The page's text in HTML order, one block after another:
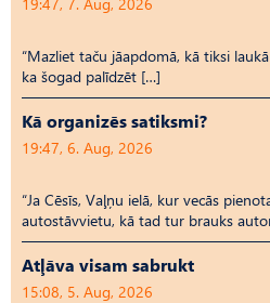
“Mazliet taču jāapdomā, kā tiksi
ka šogad palīdzēt […]
Kā organizēs satiksmi?
19:47, 6. Aug, 2026
“Ja Cēsīs, Vaļņu ielā, kur vecās
autostāvvietu, kā tad tur brauks
Atļāva visam sabrukt
15:08, 5. Aug, 2026